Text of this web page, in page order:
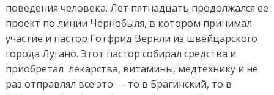
поведения человека. Лет пятнадцать продолжался ее
проект по линии Чернобыля, в котором принимал
участие и пастор Готфрид Вернли из швейцарского
города Лугано. Этот пастор собирал средства и
приобретал лекарства, витамины, медтехнику и не
раз отправлял все это — то в Брагинский, то в